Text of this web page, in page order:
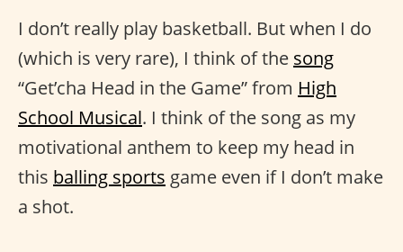
I don’t really play basketball. But when I do
(which is very rare), I think of the song
“Get’cha Head in the Game” from High
School Musical. I think of the song as my
motivational anthem to keep my head in
this balling sports game even if I don’t make
a shot.